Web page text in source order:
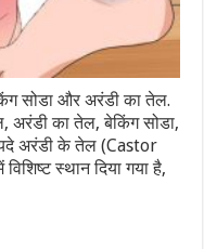
सोडा और अरंडी का तेल.
का तेल, बेकिंग सोडा,
अरंडी के तेल (Castor
स्थान दिया गया है,